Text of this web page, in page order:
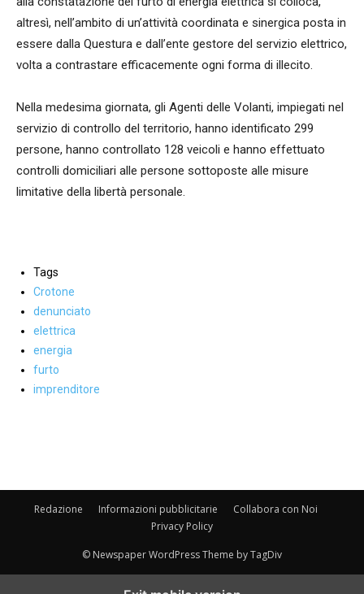
altresì, nell’ambito di un’attività coordinata e sinergica posta in
essere dalla Questura e dall’ente gestore del servizio elettrico,
volta a contrastare efficacemente ogni forma di illecito.
Nella medesima giornata, gli Agenti delle Volanti, impiegati nel
servizio di controllo del territorio, hanno identificato 299
persone, hanno controllato 128 veicoli e hanno effettuato
controlli domiciliari alle persone sottoposte alle misure
limitative della libertà personale.
Tags
Crotone
denunciato
elettrica
energia
furto
imprenditore
Redazione Informazioni pubblicitarie
Collabora con Noi
Privacy Policy
© Newspaper WordPress Theme by TagDiv